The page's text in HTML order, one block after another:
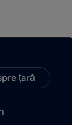
țară